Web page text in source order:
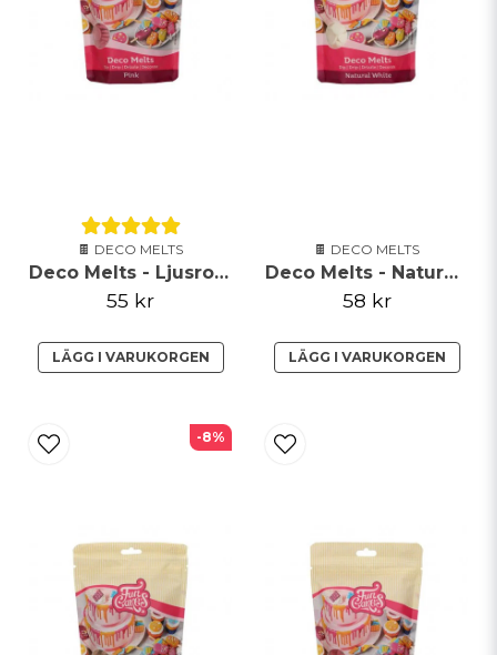
🍫 DECO MELTS
Deco Melts - Ljusrosa - FunCakes
55 kr
LÄGG I VARUKORGEN
🍫 DECO MELTS
Deco Melts - Naturvit - FunCakes
58 kr
LÄGG I VARUKORGEN
-8%